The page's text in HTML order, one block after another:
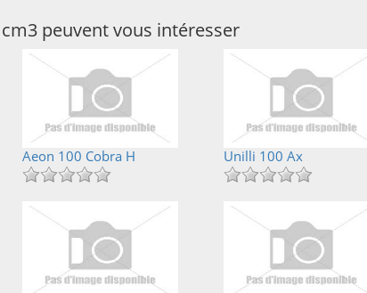
peuvent vous intéresser
Aeon 100 Cobra H Unilli 100 Ax